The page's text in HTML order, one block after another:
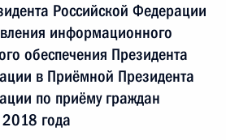
Российской Федерации
информационного
обеспечения Президента
в Приёмной Президента
по приёму граждан
года